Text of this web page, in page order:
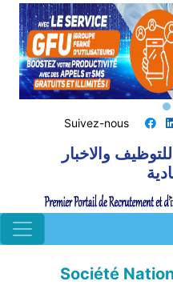
Suivez-nous
والاخبار
Société